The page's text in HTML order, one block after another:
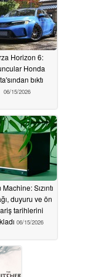
Horizon 6:
Honda
bıktı
06/15/2026
Sızıntı
duyuru ve ön
tarihlerini
06/15/2026